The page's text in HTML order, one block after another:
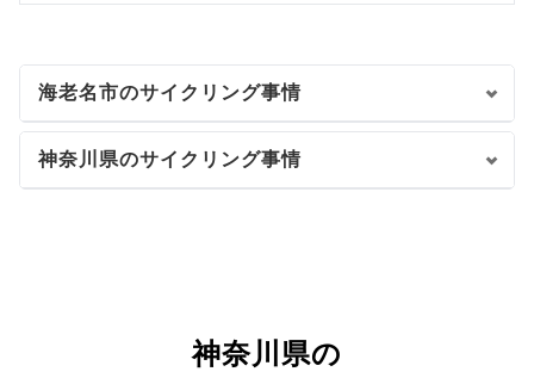
海老名市のサイクリング事情
神奈川県のサイクリング事情
神奈川県の